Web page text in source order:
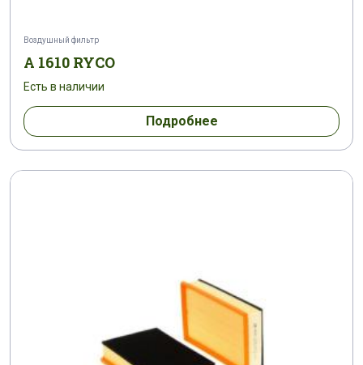
Воздушный фильтр
A 1610 RYCO
Есть в наличии
Подробнее